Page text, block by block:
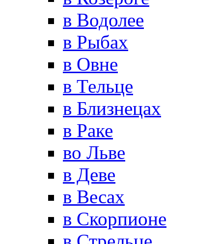
в Водолее
в Рыбах
в Овне
в Тельце
в Близнецах
в Раке
во Льве
в Деве
в Весах
в Скорпионе